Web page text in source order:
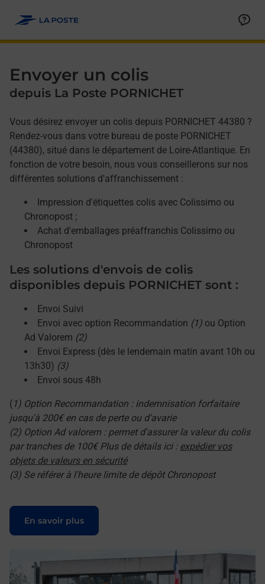
Envoyer un colis
depuis La Poste PORNICHET
Vous désirez envoyer un colis depuis PORNICHET 44380 ?
Rendez-vous dans votre bureau de poste PORNICHET
(44380), situé dans le département de Loire-Atlantique. En
fonction de votre besoin, nous vous conseillerons sur nos
différentes solutions d'affranchissement :
Impression d'étiquettes colis avec Colissimo ou
Chronopost ;
Achat d'emballages préaffranchis Colissimo ou
Chronopost
Les solutions d'envois de colis
disponibles depuis PORNICHET sont :
Envoi Suivi
Envoi avec option Recommandation (1) ou Option
Ad Valorem (2)
Envoi Express (dès le lendemain matin avant 10h ou
13h30) (3)
Envoi sous 48h
( 1) Option Recommandation : indemnisation forfaitaire
jusqu'à 200€ en cas de perte ou d'avarie
(2) Option Ad valorem : permet d'assurer la valeur du colis
par tranches de 100€ Plus de détails ici : expédier vos
objets de valeurs en sécurité
(3) Se référer à l'heure limite de dépôt Chronopost
En savoir plus
Le lien s'ouvre dans un nouvel onglet